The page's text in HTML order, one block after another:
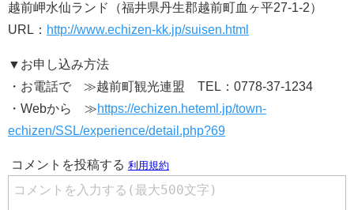
越前岬水仙ランド（福井県丹生郡越前町血ヶ平27-1-2）
URL： http://www.echizen-kk.jp/suisen.html
▼お申し込み方法
・お電話で ≫越前町観光連盟 TEL：0778-37-1234
・Webから ≫https://echizen.heteml.jp/town-
echizen/SSL/experience/detail.php?69